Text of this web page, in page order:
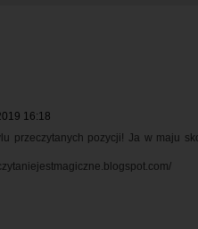
16:18
przeczytanych pozycji! Ja w maju